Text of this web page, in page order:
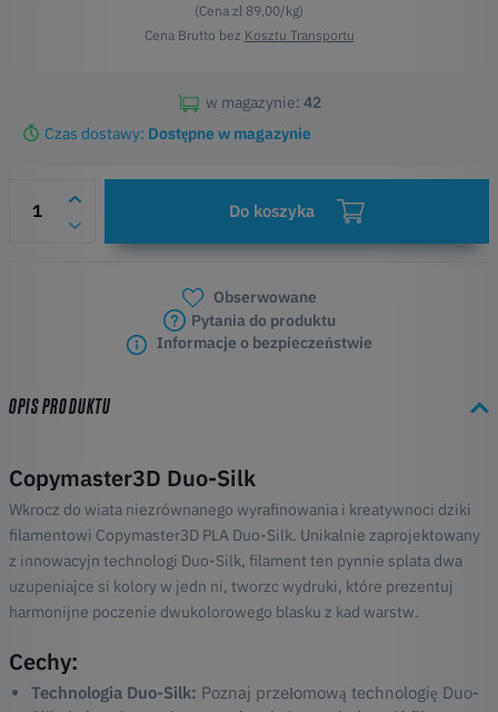
(Cena zł 89,00/kg)
Cena Brutto bez Kosztu Transportu
w magazynie: 42
Czas dostawy: Dostępne w magazynie
Do koszyka
Obserwowane
Pytania do produktu
Informacje o bezpieczeństwie
OPIS PRODUKTU
Copymaster3D Duo-Silk
Wkrocz do wiata niezrównanego wyrafinowania i kreatywnoci dziki
filamentowi Copymaster3D PLA Duo-Silk. Unikalnie zaprojektowany
z innowacyjn technologi Duo-Silk, filament ten pynnie splata dwa
uzupeniajce si kolory w jedn ni, tworzc wydruki, które prezentuj
harmonijne poczenie dwukolorowego blasku z kad warstw.
Cechy:
Technologia Duo-Silk: Poznaj przełomową technologię Duo-